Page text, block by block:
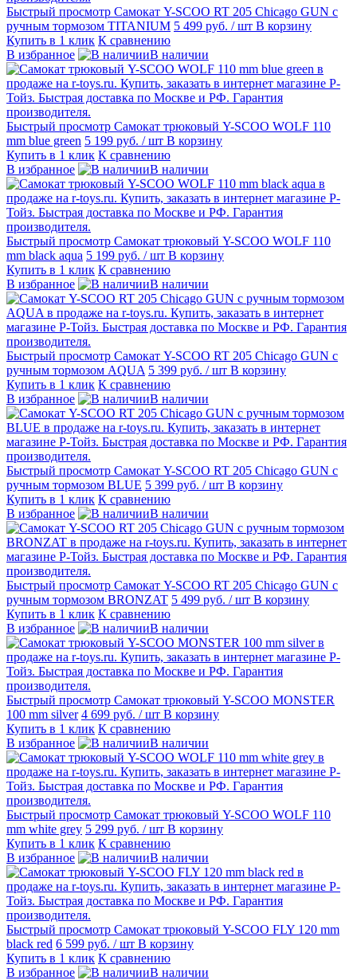
Быстрый просмотр Самокат Y-SCOO RT 205 Chicago GUN с
ручным тормозом TITANIUM 5 499 руб. / шт В корзину
Купить в 1 клик К сравнению
В избранное
В наличии
Быстрый просмотр Самокат трюковый Y-SCOO WOLF 110
mm blue green 5 199 руб. / шт В корзину
Купить в 1 клик К сравнению
В избранное
В наличии
Быстрый просмотр Самокат трюковый Y-SCOO WOLF 110
mm black aqua 5 199 руб. / шт В корзину
Купить в 1 клик К сравнению
В избранное
В наличии
Быстрый просмотр Самокат Y-SCOO RT 205 Chicago GUN с
ручным тормозом AQUA 5 399 руб. / шт В корзину
Купить в 1 клик К сравнению
В избранное
В наличии
Быстрый просмотр Самокат Y-SCOO RT 205 Chicago GUN с
ручным тормозом BLUE 5 399 руб. / шт В корзину
Купить в 1 клик К сравнению
В избранное
В наличии
Быстрый просмотр Самокат Y-SCOO RT 205 Chicago GUN с
ручным тормозом BRONZAT 5 499 руб. / шт В корзину
Купить в 1 клик К сравнению
В избранное
В наличии
Быстрый просмотр Самокат трюковый Y-SCOO MONSTER
100 mm silver 4 699 руб. / шт В корзину
Купить в 1 клик К сравнению
В избранное
В наличии
Быстрый просмотр Самокат трюковый Y-SCOO WOLF 110
mm white grey 5 299 руб. / шт В корзину
Купить в 1 клик К сравнению
В избранное
В наличии
Быстрый просмотр Самокат трюковый Y-SCOO FLY 120 mm
black red 6 599 руб. / шт В корзину
Купить в 1 клик К сравнению
В избранное
В наличии